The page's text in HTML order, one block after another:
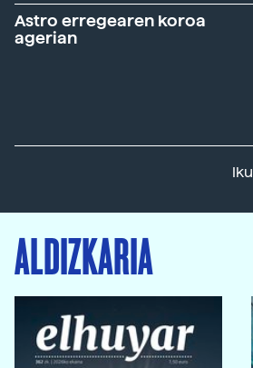
Astro erregearen koroa
agerian
ALDIZKARIA